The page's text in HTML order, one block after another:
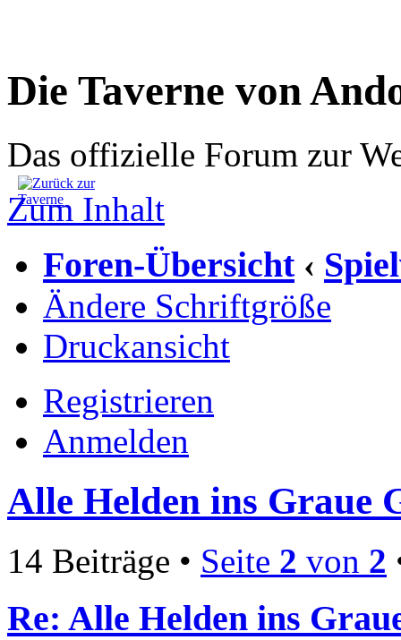
Die Taverne von
Das offizielle Forum zur
Zum Inhalt
Foren-Übersicht ‹
Ändere Schriftgröße
Druckansicht
Registrieren
Anmelden
Alle Helden ins Graue
14 Beiträge • Seite 2 von 2
Re: Alle Helden ins